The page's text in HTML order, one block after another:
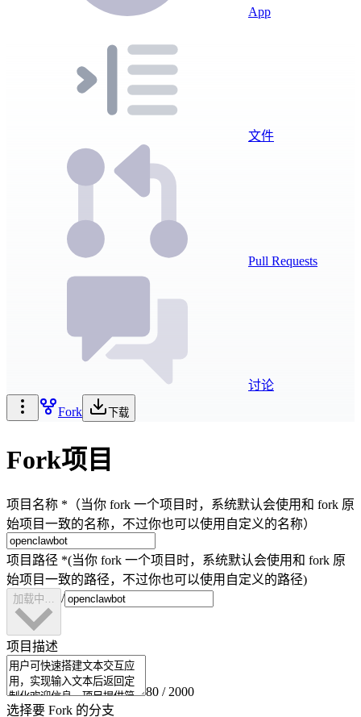
App
文件
Pull Requests
讨论
Fork
下载
Fork项目
项目名称 * （当你 fork 一个项目时，系统默认会使用和 fork 原
始项目一致的名称，不过你也可以使用自定义的名称）
项目路径 *(当你 fork 一个项目时，系统默认会使用和 fork 原
始项目一致的路径，不过你也可以使用自定义的路径)
加载中… /
项目描述
80 / 2000
选择要 Fork 的分支